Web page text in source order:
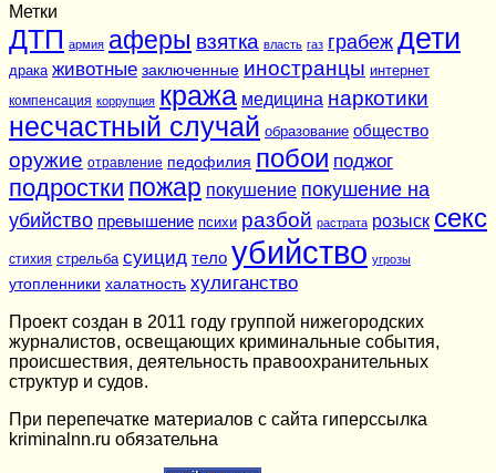
Метки
ДТП армия аферы взятка власть газ грабеж дети
драка животные заключенные иностранцы интернет
компенсация коррупция кража медицина наркотики
несчастный случай образование общество
оружие отравление педофилия побои поджог
подростки пожар покушение покушение на
убийство превышение психи разбой растрата розыск секс
стихия стрельба суицид тело убийство угрозы
утопленники халатность хулиганство
Проект создан в 2011 году группой нижегородских
журналистов, освещающих криминальные события,
происшествия, деятельность правоохранительных
структур и судов.
При перепечатке материалов c сайта гиперссылка
kriminalnn.ru обязательна